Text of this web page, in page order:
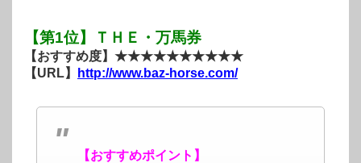
【第1位】ＴＨＥ・万馬券
【おすすめ度】★★★★★★★★★★
【URL】
http://www.baz-horse.com/
【おすすめポイント】